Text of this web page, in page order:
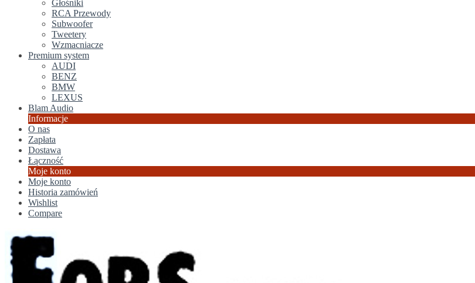
Głośniki
RCA Przewody
Subwoofer
Tweetery
Wzmacniacze
Premium system
AUDI
BENZ
BMW
LEXUS
Blam Audio
Informacje
O nas
Zapłata
Dostawa
Łączność
Moje konto
Moje konto
Historia zamówień
Wishlist
Compare